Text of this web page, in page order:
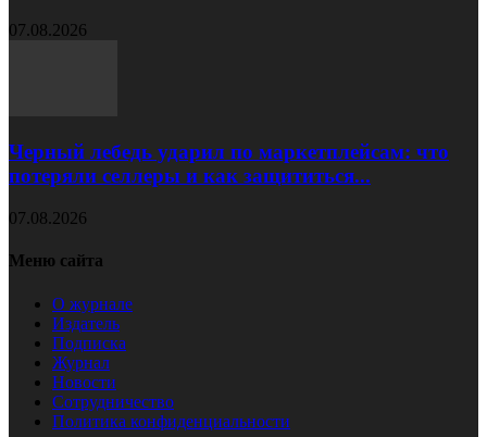
07.08.2026
Черный лебедь ударил по маркетплейсам: что
потеряли селлеры и как защититься...
07.08.2026
Меню сайта
О журнале
Издатель
Подписка
Журнал
Новости
Сотрудничество
Политика конфиденциальности